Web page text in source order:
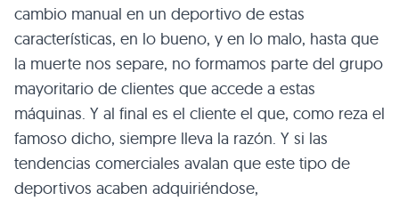
cambio manual en un deportivo de estas
características, en lo bueno, y en lo malo, hasta que
la muerte nos separe, no formamos parte del grupo
mayoritario de clientes que accede a estas
máquinas. Y al final es el cliente el que, como reza el
famoso dicho, siempre lleva la razón. Y si las
tendencias comerciales avalan que este tipo de
deportivos acaben adquiriéndose,